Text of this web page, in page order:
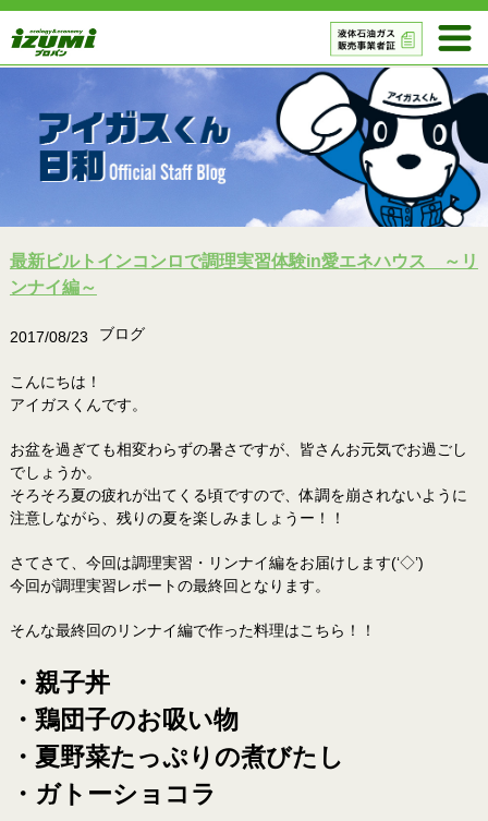
最新ビルトインコンロで調理実習体験in愛エネハウス ～リ
ンナイ編～
2017/08/23 ブログ
こんにちは！
アイガスくんです。
お盆を過ぎても相変わらずの暑さですが、皆さんお元気でお過ごし
でしょうか。
そろそろ夏の疲れが出てくる頃ですので、体調を崩されないように
注意しながら、残りの夏を楽しみましょうー！！
さてさて、今回は調理実習・リンナイ編をお届けします(‘◇’)ゞ
今回が調理実習レポートの最終回となります。
そんな最終回のリンナイ編で作った料理はこちら！！
・親子丼
・鶏団子のお吸い物
・夏野菜たっぷりの煮びたし
・ガトーショコラ